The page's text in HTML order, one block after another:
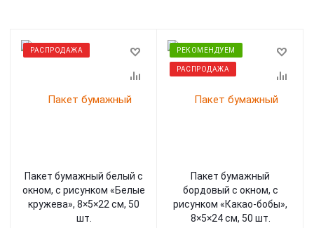
РАСПРОДАЖА
Пакет бумажный белый с
окном, с рисунком «Белые
кружева», 8×5×22 см, 50
шт.
РЕКОМЕНДУЕМ
РАСПРОДАЖА
Пакет бумажный
бордовый с окном, с
рисунком «Какао-бобы»,
8×5×24 см, 50 шт.